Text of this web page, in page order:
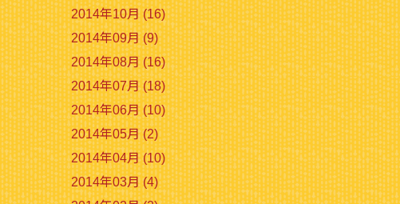
2014年10月 (16)
2014年09月 (9)
2014年08月 (16)
2014年07月 (18)
2014年06月 (10)
2014年05月 (2)
2014年04月 (10)
2014年03月 (4)